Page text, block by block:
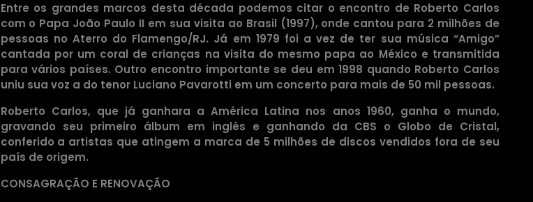
Entre os grandes marcos desta década podemos citar o encontro de Roberto Carlos
com o Papa João Paulo II em sua visita ao Brasil (1997), onde cantou para 2 milhões de
pessoas no Aterro do Flamengo/RJ. Já em 1979 foi a vez de ter sua música “Amigo”
cantada por um coral de crianças na visita do mesmo papa ao México e transmitida
para vários países. Outro encontro importante se deu em 1998 quando Roberto Carlos
uniu sua voz a do tenor Luciano Pavarotti em um concerto para mais de 50 mil pessoas.
Roberto Carlos, que já ganhara a América Latina nos anos 1960, ganha o mundo,
gravando seu primeiro álbum em inglês e ganhando da CBS o Globo de Cristal,
conferido a artistas que atingem a marca de 5 milhões de discos vendidos fora de seu
país de origem.
CONSAGRAÇÃO E RENOVAÇÃO